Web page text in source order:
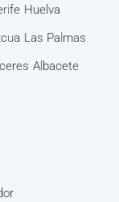
Huelva
Las Palmas
Albacete